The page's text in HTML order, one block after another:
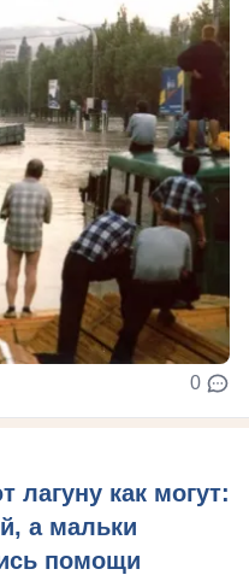
0
лагуну как могут:
а мальки
помощи